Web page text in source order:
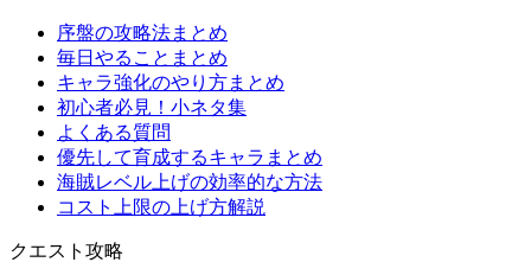
序盤の攻略法まとめ
毎日やることまとめ
キャラ強化のやり方まとめ
初心者必見！小ネタ集
よくある質問
優先して育成するキャラまとめ
海賊レベル上げの効率的な方法
コスト上限の上げ方解説
クエスト攻略